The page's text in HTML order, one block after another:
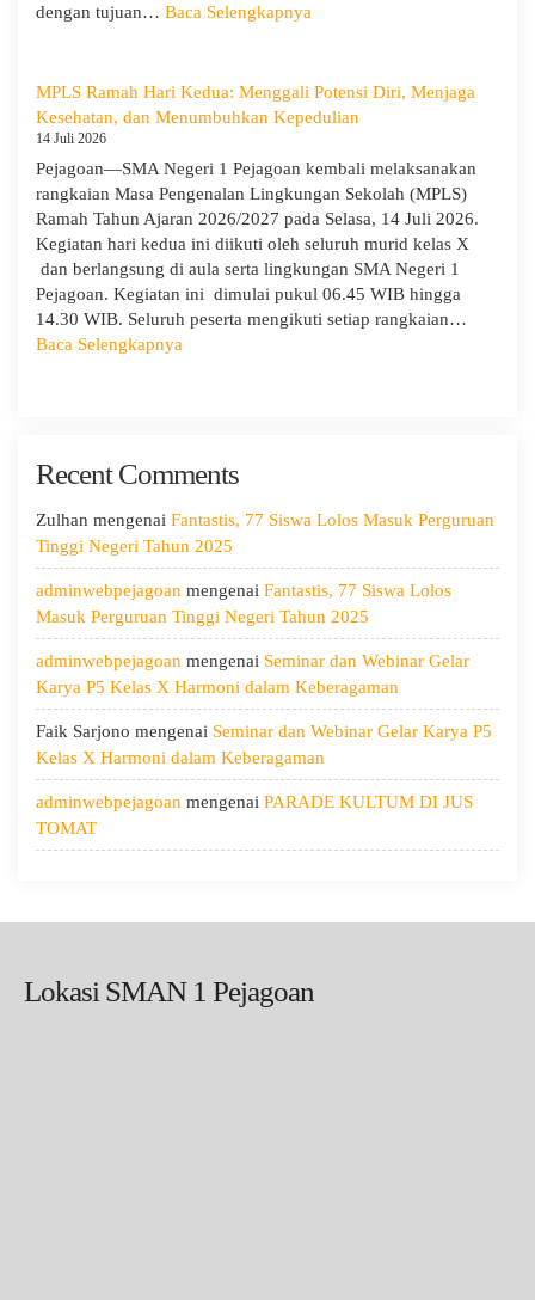
Pendidikan
dengan tujuan… Baca Selengkapnya
MPLS:
Meriah
Edukatif
MPLS Ramah Hari Kedua: Menggali Potensi Diri, Menjaga
Kesehatan, dan Menumbuhkan Kepedulian
14 Juli 2026
Pejagoan—SMA Negeri 1 Pejagoan kembali melaksanakan
rangkaian Masa Pengenalan Lingkungan Sekolah (MPLS)
Ramah Tahun Ajaran 2026/2027 pada Selasa, 14 Juli 2026.
Kegiatan hari kedua ini diikuti oleh seluruh murid kelas X
dan berlangsung di aula serta lingkungan SMA Negeri 1
Pejagoan. Kegiatan ini dimulai pukul 06.45 WIB hingga
14.30 WIB. Seluruh peserta mengikuti setiap rangkaian…
Baca Selengkapnya
Menggali
Diri,
Menjaga
Kesehatan,
dan
Menumbuhkan
Kepedulian
Recent Comments
Zulhan mengenai Fantastis, 77 Siswa Lolos Masuk Perguruan
Tinggi Negeri Tahun 2025
adminwebpejagoan mengenai Fantastis, 77 Siswa Lolos
Masuk Perguruan Tinggi Negeri Tahun 2025
adminwebpejagoan mengenai Seminar dan Webinar Gelar
Karya P5 Kelas X Harmoni dalam Keberagaman
Faik Sarjono mengenai Seminar dan Webinar Gelar Karya P5
Kelas X Harmoni dalam Keberagaman
adminwebpejagoan mengenai PARADE KULTUM DI JUS
TOMAT
Lokasi SMAN 1 Pejagoan